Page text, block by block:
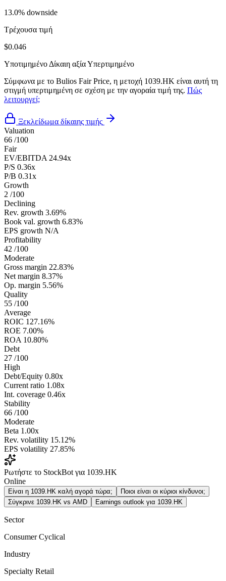
13.0% downside
Τρέχουσα τιμή
$0.046
Υποτιμημένο Δίκαιη αξίαΥπερτιμημένο
Σύμφωνα με το Bulios Fair Price, η μετοχή 1039.HK είναι αυτή τη
στιγμή υπερτιμημένη σε σχέση με την αγοραία τιμή της. Πώς
λειτουργεί;
Ξεκλείδωμα δίκαιης τιμής
Valuation
66 /100
Fair
EV/EBITDA 24.94x
P/S 0.36x
P/B 0.31x
Growth
2 /100
Declining
Rev. growth 3.69%
Book val. growth 6.83%
EPS growth N/A
Profitability
42 /100
Moderate
Gross margin 22.83%
Net margin 8.37%
Op. margin 5.56%
Quality
55 /100
Average
ROIC 127.16%
ROE 7.00%
ROA 10.80%
Debt
27 /100
High
Debt/Equity 0.80x
Current ratio 1.08x
Int. coverage 0.46x
Stability
66 /100
Moderate
Beta 1.00x
Rev. volatility 15.12%
EPS volatility 27.85%
Ρωτήστε το StockBot για 1039.HK
Online
Είναι η 1039.HK καλή αγορά τώρα;
Ποιοι είναι οι κύριοι κίνδυνοι;
Σύγκρινε 1039.HK vs AMD
Earnings outlook για 1039.HK
Sector
Consumer Cyclical
Industry
Specialty Retail